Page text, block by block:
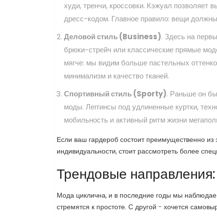
худи, тренчи, кроссовки. Кэжуал позволяет
дресс-кодом. Главное правило: вещи
Деловой стиль (Business). Здесь на
брюки-стрейч или классические прямые
мягче: мы видим больше пастельных
минимализм и качество тканей.
Спортивный стиль (Sporty). Раньше он
моды. Леггинсы под удлиненные куртки,
мобильность и активный ритм жизни
Если ваш гардероб состоит преимущественно
индивидуальности, стоит рассмотреть более
Трендовые
Мода циклична, и в последние годы мы
стремятся к простоте. С другой - хочется